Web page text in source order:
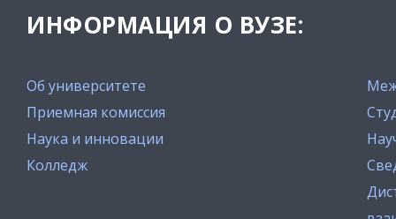
ИНФОРМАЦИЯ О ВУЗЕ:
Об университете
Приемная комиссия
Наука и инновации
Колледж